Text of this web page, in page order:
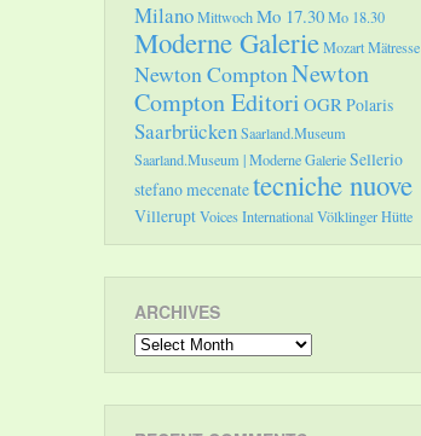
MilanoMittwochMo 17.30Mo 18.30
Moderne GalerieMozartMätresse
Newton ComptonNewton
Compton Editori OGRPolaris
SaarbrückenSaarland.Museum
Saarland.Museum | Moderne GalerieSellerio
stefano mecenatetecniche nuove
VilleruptVoices InternationalVölklinger Hütte
ARCHIVES
Archives